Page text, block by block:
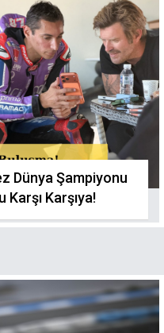
Dünya Şampiyonu
Karşıya!